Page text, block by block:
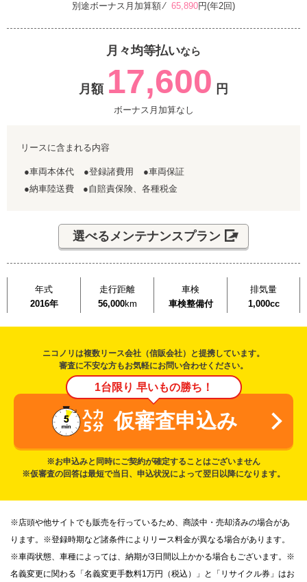
別途ボーナス月加算額 ⁄ 65,890円(年2回)
月々均等払いなら
月額 17,600 円
ボーナス月加算なし
リースに含まれる内容
●車両本体代 ●登録諸費用
●車両保証
●納車陸送費 ●自賠責保険、各種税金
選べるメンテナンスプラン
年式
2016年
走行距離
56,000km
車検
車検整備付
排気量
1,000cc
ニコノリは複数リース会社（信販会社）と提携しています。
審査に不安な方もお気軽にお問い合わせください。
1台限り 早いもの勝ち！
仮審査申込み
※お申込みと同時にご契約が確定することはございません
※仮審査の回答は最短で当日、申込状況によって翌日以降になります。
※店頭や他サイトでも販売を行っているため、商談中・売却済みの場合があ
ります。※登録時期など諸条件によりリース料金が異なる場合があります。
※車両状態、車種によっては、納期が3日間以上かかる場合もございます。※
名義変更に関わる「名義変更手数料1万円（税込）」と「リサイクル券」はお